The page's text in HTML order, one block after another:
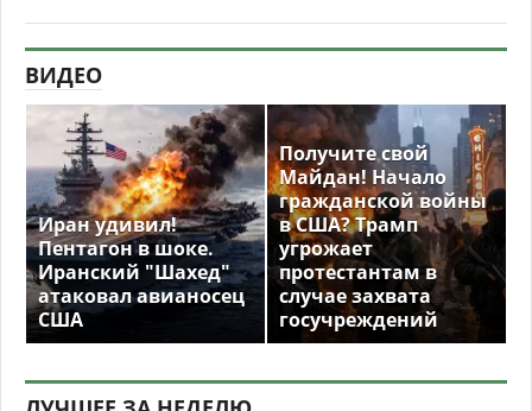
ВИДЕО
Иран удивил!
Пентагон в шоке.
Иранский "Шахед"
атаковал авианосец
США
Получите свой
Майдан! Начало
гражданской войны
в США? Трамп
угрожает
протестантам в
случае захвата
госучреждений